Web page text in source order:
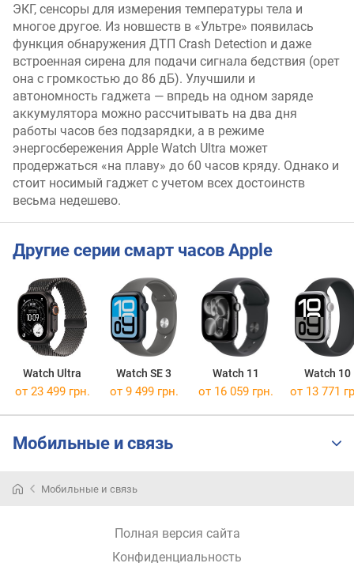
д
и
а
г
о
н
а
л
ь
(
"
)
P
I
(
p
p
i
)
е
м
к
с
а
ЭКГ, сенсоры для измерения температуры тела и
многое другое. Из новшеств в «Ультре» появилась
функция обнаружения ДТП Crash Detection и даже
встроенная сирена для подачи сигнала бедствия (орет
она с громкостью до 86 дБ). Улучшили и
автономность гаджета — впредь на одном заряде
аккумулятора можно рассчитывать на два дня
работы часов без подзарядки, а в режиме
энергосбережения Apple Watch Ultra может
продержаться «на плаву» до 60 часов кряду. Однако и
стоит носимый гаджет с учетом всех достоинств
весьма недешево.
Другие серии смарт часов Apple
Watch Ultra Watch SE 3 Watch 11 Watch 10
от 23 499 грн. от 9 499 грн. от 16 059 грн. от 13 771
Мобильные и связь
Мобильные и связь
Полная версия сайта
Конфиденциальность